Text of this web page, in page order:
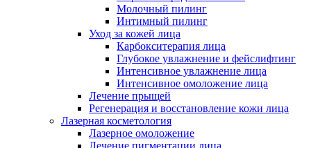
Молочный пилинг
Интимный пилинг
Уход за кожей лица
Карбокситерапия лица
Глубокое увлажнение и фейслифтинг
Интенсивное увлажнение лица
Интенсивное омоложение лица
Лечение прыщей
Регенерация и восстановление кожи лица
Лазерная косметология
Лазерное омоложение
Лечение пигментации лица